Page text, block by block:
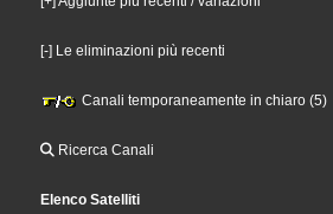
[-] Le eliminazioni più recenti
Canali temporaneamente in chiaro (5)
Ricerca Canali
Elenco Satelliti